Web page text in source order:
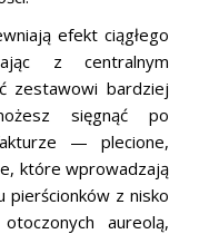
efekt ciągłego
z centralnym
zestawowi bardziej
sięgnąć po
— plecione,
które wprowadzają
pierścionków z nisko
aureolą,